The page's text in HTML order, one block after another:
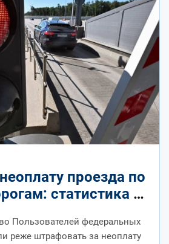
проезда по
статистика за
Пользователей федеральных
реже штрафовать за неоплату